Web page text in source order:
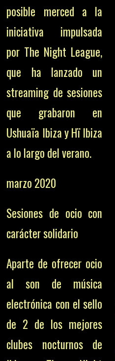
posible merced a la
iniciativa impulsada
por The Night League,
que ha lanzado un
streaming de sesiones
que grabaron en
Ushuaïa Ibiza y Hï Ibiza
a lo largo del verano.
marzo 2020
Sesiones de ocio con
carácter solidario
Aparte de ofrecer ocio
al son de música
electrónica con el sello
de 2 de los mejores
clubes nocturnos de